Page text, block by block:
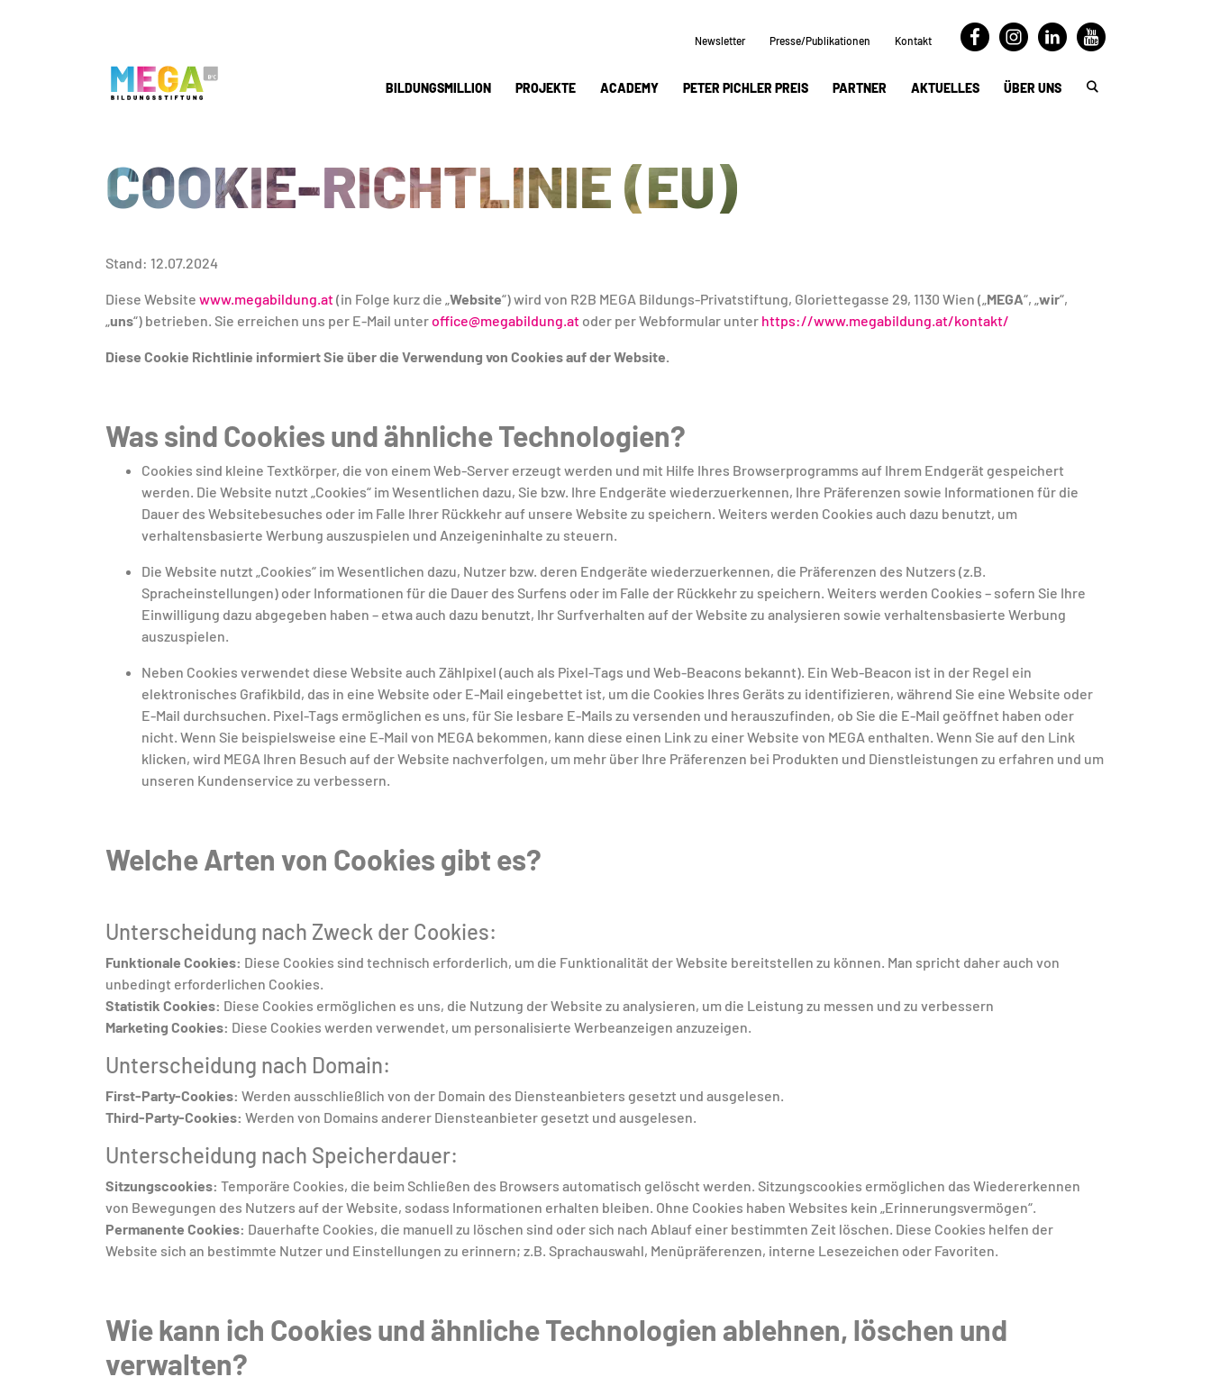
Newsletter Presse/Publikationen Kontakt
BILDUNGSMILLION PROJEKTE ACADEMY PETER PICHLER PREIS PARTNER AKTUELLES ÜBER UNS
COOKIE-RICHTLINIE (EU)
Stand: 12.07.2024
Diese Website www.megabildung.at(in Folge kurz die „Website“) wird von R2B MEGA Bildungs-Privatstiftung, Gloriettegasse 29, 1130 Wien („MEGA“, „wir“,
„uns“) betrieben. Sie erreichen uns per E-Mail unteroffice@megabildung.at oder per Webformular unter https://www.megabildung.at/kontakt/
Diese Cookie Richtlinie informiert Sie über die Verwendung von Cookies auf der Website.
Was sind Cookies und ähnliche Technologien?
Cookies sind kleine Textkörper, die von einem Web-Server erzeugt werden und mit Hilfe Ihres Browserprogramms auf Ihrem Endgerät gespeichert
werden. Die Website nutzt „Cookies“ im Wesentlichen dazu, Sie bzw. Ihre Endgeräte wiederzuerkennen, Ihre Präferenzen sowie Informationen für die
Dauer des Websitebesuches oder im Falle Ihrer Rückkehr auf unsere Website zu speichern. Weiters werden Cookies auch dazu benutzt, um
verhaltensbasierte Werbung auszuspielen und Anzeigeninhalte zu steuern.
Die Website nutzt „Cookies“ im Wesentlichen dazu, Nutzer bzw. deren Endgeräte wiederzuerkennen, die Präferenzen des Nutzers (z.B.
Spracheinstellungen) oder Informationen für die Dauer des Surfens oder im Falle der Rückkehr zu speichern. Weiters werden Cookies – sofern Sie Ihre
Einwilligung dazu abgegeben haben – etwa auch dazu benutzt, Ihr Surfverhalten auf der Website zu analysieren sowie verhaltensbasierte Werbung
auszuspielen.
Neben Cookies verwendet diese Website auch Zählpixel (auch als Pixel-Tags und Web-Beacons bekannt). Ein Web-Beacon ist in der Regel ein
elektronisches Grafikbild, das in eine Website oder E-Mail eingebettet ist, um die Cookies Ihres Geräts zu identifizieren, während Sie eine Website oder
E-Mail durchsuchen. Pixel-Tags ermöglichen es uns, für Sie lesbare E-Mails zu versenden und herauszufinden, ob Sie die E-Mail geöffnet haben oder
nicht. Wenn Sie beispielsweise eine E-Mail von MEGA bekommen, kann diese einen Link zu einer Website von MEGA enthalten. Wenn Sie auf den Link
klicken, wird MEGA Ihren Besuch auf der Website nachverfolgen, um mehr über Ihre Präferenzen bei Produkten und Dienstleistungen zu erfahren und um
unseren Kundenservice zu verbessern.
Welche Arten von Cookies gibt es?
Unterscheidung nach Zweck der Cookies:
Funktionale Cookies: Diese Cookies sind technisch erforderlich, um die Funktionalität der Website bereitstellen zu können. Man spricht daher auch von
unbedingt erforderlichen Cookies.
Statistik Cookies: Diese Cookies ermöglichen es uns, die Nutzung der Website zu analysieren, um die Leistung zu messen und zu verbessern
Marketing Cookies: Diese Cookies werden verwendet, um personalisierte Werbeanzeigen anzuzeigen.
Unterscheidung nach Domain:
First-Party-Cookies: Werden ausschließlich von der Domain des Diensteanbieters gesetzt und ausgelesen.
Third-Party-Cookies: Werden von Domains anderer Diensteanbieter gesetzt und ausgelesen.
Unterscheidung nach Speicherdauer:
Sitzungscookies: Temporäre Cookies, die beim Schließen des Browsers automatisch gelöscht werden. Sitzungscookies ermöglichen das Wiedererkennen
von Bewegungen des Nutzers auf der Website, sodass Informationen erhalten bleiben. Ohne Cookies haben Websites kein „Erinnerungsvermögen“.
Permanente Cookies: Dauerhafte Cookies, die manuell zu löschen sind oder sich nach Ablauf einer bestimmten Zeit löschen. Diese Cookies helfen der
Website sich an bestimmte Nutzer und Einstellungen zu erinnern; z.B. Sprachauswahl, Menüpräferenzen, interne Lesezeichen oder Favoriten.
Wie kann ich Cookies und ähnliche Technologien ablehnen, löschen und
verwalten?